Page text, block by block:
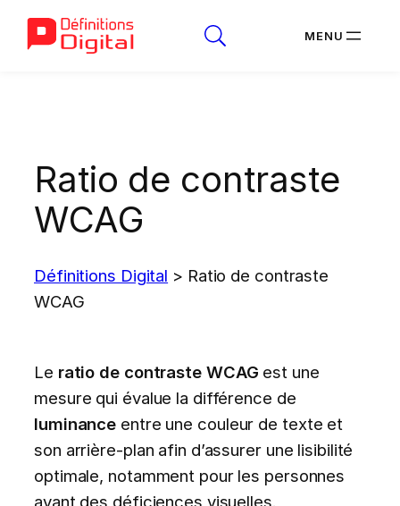
Ratio de contraste
WCAG
Définitions Digital > Ratio de contraste
WCAG
Le ratio de contraste WCAG est une
mesure qui évalue la différence de
luminance entre une couleur de texte et
son arrière-plan afin d’assurer une lisibilité
optimale, notamment pour les personnes
ayant des déficiences visuelles.